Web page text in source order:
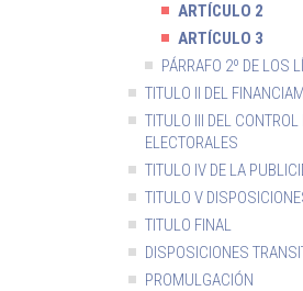
ARTÍCULO 2
ARTÍCULO 3
PÁRRAFO 2º DE LOS
TITULO II DEL
TITULO III DEL
ELECTORALES
TITULO IV DE LA
TITULO V
TITULO FINAL
DISPOSICIONES
PROMULGACIÓN